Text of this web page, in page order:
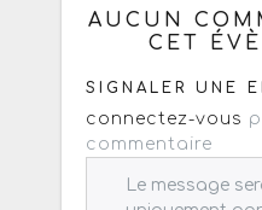
AUCUN
CET
SIGNALER UNE
connectez-vous
commentaire